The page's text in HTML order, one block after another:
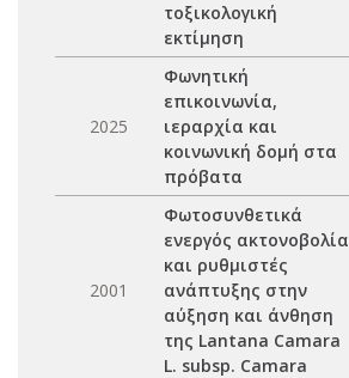
τοξικολογική
εκτίμηση
2025
Φωνητική
επικοινωνία,
ιεραρχία και
κοινωνική δομή στα
πρόβατα
2001
Φωτοσυνθετικά
ενεργός ακτονοβολία
και ρυθμιστές
ανάπτυξης στην
αύξηση και άνθηση
της Lantana Camara
L. subsp. Camara